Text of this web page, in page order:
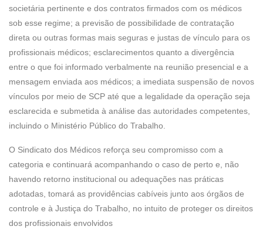
societária pertinente e dos contratos firmados com os médicos
sob esse regime; a previsão de possibilidade de contratação
direta ou outras formas mais seguras e justas de vínculo para os
profissionais médicos; esclarecimentos quanto a divergência
entre o que foi informado verbalmente na reunião presencial e a
mensagem enviada aos médicos; a imediata suspensão de novos
vínculos por meio de SCP até que a legalidade da operação seja
esclarecida e submetida à análise das autoridades competentes,
incluindo o Ministério Público do Trabalho.
O Sindicato dos Médicos reforça seu compromisso com a
categoria e continuará acompanhando o caso de perto e, não
havendo retorno institucional ou adequações nas práticas
adotadas, tomará as providências cabíveis junto aos órgãos de
controle e à Justiça do Trabalho, no intuito de proteger os direitos
dos profissionais envolvidos